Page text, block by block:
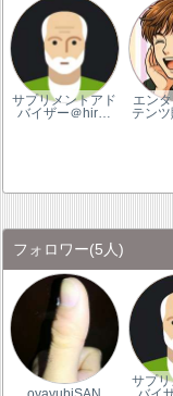
サプリメントアド
バイザー＠hir…
エン
テン
フォロワー(5人)
サプリ